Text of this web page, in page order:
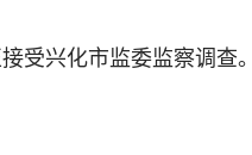
受兴化市监委监察调查